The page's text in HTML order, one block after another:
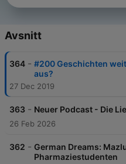
Avsnitt
364 - #200 Geschichten
aus?
27 Dec 2019
363 - Neuer Podcast - Die
26 Feb 2026
362 - German Dreams:
Pharmaziestudenten